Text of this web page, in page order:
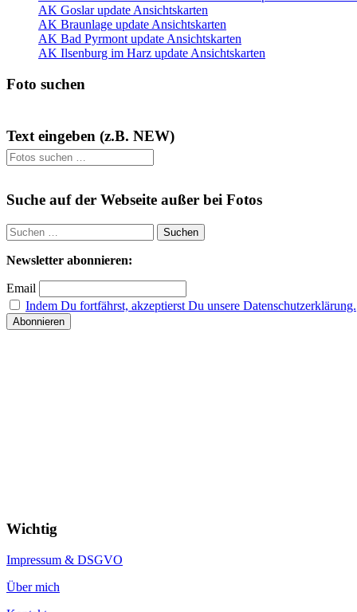
AK Goslar update Ansichtskarten
AK Braunlage update Ansichtskarten
AK Bad Pyrmont update Ansichtskarten
AK Ilsenburg im Harz update Ansichtskarten
Foto suchen
Text eingeben (z.B. NEW)
Suchen
Suche auf der Webseite außer bei Fotos
Suchen
nach:
Newsletter abonnieren:
Email
Indem Du fortfährst, akzeptierst Du unsere Datenschutzerklärung.
Wichtig
Impressum & DSGVO
Über mich